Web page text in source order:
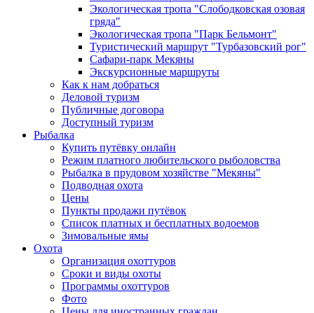
Экологическая тропа "Слободковская озовая
гряда"
Экологическая тропа "Парк Бельмонт"
Туристический маршрут "Турбазовский рог"
Сафари-парк Мекяны
Экскурсионные маршруты
Как к нам добраться
Деловой туризм
Публичные договора
Доступный туризм
Рыбалка
Купить путёвку онлайн
Режим платного любительского рыболовства
Рыбалка в прудовом хозяйстве "Мекяны"
Подводная охота
Цены
Пункты продажи путёвок
Список платных и бесплатных водоемов
Зимовальные ямы
Охота
Организация охоттуров
Сроки и виды охоты
Программы охоттуров
Фото